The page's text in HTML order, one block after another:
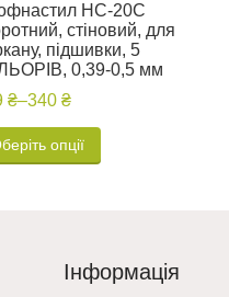
НС-20С
стіновий, для
підшивки, 5
0,39-0,5 мм
₴–340 ₴
опції
Інформація